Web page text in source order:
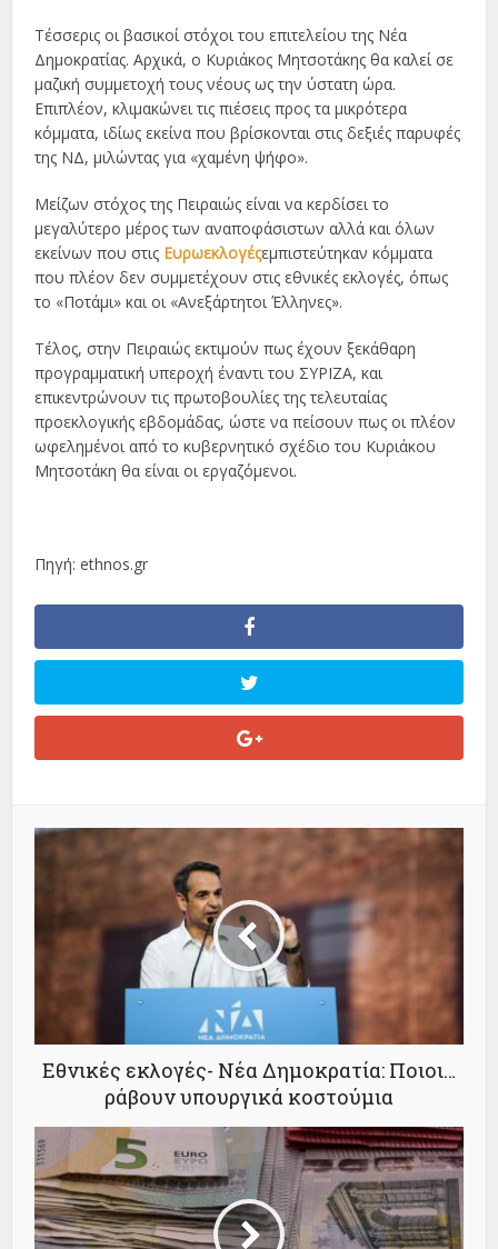
Τέσσερις οι βασικοί στόχοι του επιτελείου της Νέα
Δημοκρατίας. Αρχικά, ο Κυριάκος Μητσοτάκης θα καλεί σε
μαζική συμμετοχή τους νέους ως την ύστατη ώρα.
Επιπλέον, κλιμακώνει τις πιέσεις προς τα μικρότερα
κόμματα, ιδίως εκείνα που βρίσκονται στις δεξιές παρυφές
της ΝΔ, μιλώντας για «χαμένη ψήφο».
Μείζων στόχος της Πειραιώς είναι να κερδίσει το
μεγαλύτερο μέρος των αναποφάσιστων αλλά και όλων
εκείνων που στις Ευρωεκλογέςεμπιστεύτηκαν κόμματα
που πλέον δεν συμμετέχουν στις εθνικές εκλογές, όπως
το «Ποτάμι» και οι «Ανεξάρτητοι Έλληνες».
Τέλος, στην Πειραιώς εκτιμούν πως έχουν ξεκάθαρη
προγραμματική υπεροχή έναντι του ΣΥΡΙΖΑ, και
επικεντρώνουν τις πρωτοβουλίες της τελευταίας
προεκλογικής εβδομάδας, ώστε να πείσουν πως οι πλέον
ωφελημένοι από το κυβερνητικό σχέδιο του Κυριάκου
Μητσοτάκη θα είναι οι εργαζόμενοι.
Πηγή: ethnos.gr
Εθνικές εκλογές- Νέα Δημοκρατία: Ποιοι…
ράβουν υπουργικά κοστούμια